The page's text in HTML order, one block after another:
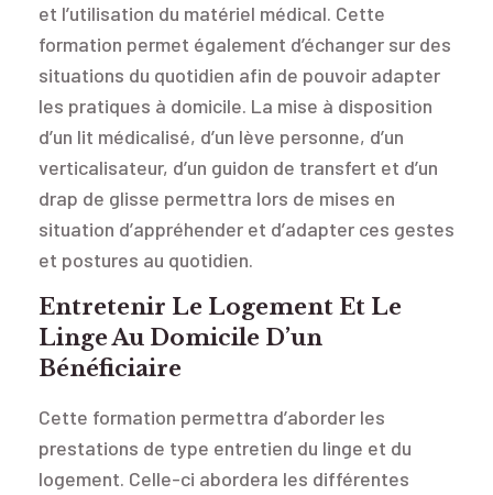
et l’utilisation du matériel médical. Cette
formation permet également d’échanger sur des
situations du quotidien afin de pouvoir adapter
les pratiques à domicile. La mise à disposition
d’un lit médicalisé, d’un lève personne, d’un
verticalisateur, d’un guidon de transfert et d’un
drap de glisse permettra lors de mises en
situation d’appréhender et d’adapter ces gestes
et postures au quotidien.
Entretenir Le Logement Et Le
Linge Au Domicile D’un
Bénéficiaire
Cette formation permettra d’aborder les
prestations de type entretien du linge et du
logement. Celle-ci abordera les différentes